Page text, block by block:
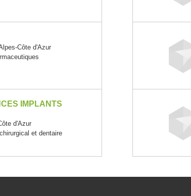
Côte d'Azur
IMPLANTS
d'Azur
et dentaire